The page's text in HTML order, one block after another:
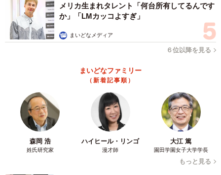
メリカ生まれタレント「何台所有してるんです
か」「LMカッコよすぎ」
まいどなメディア
６位以降を見る
まいどなファミリー
（新着記事順）
森岡 浩
姓氏研究家
ハイヒール・リンゴ
漫才師
大江 篤
園田学園女子大学学長
もっと見る